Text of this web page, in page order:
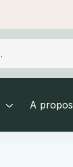
A propos